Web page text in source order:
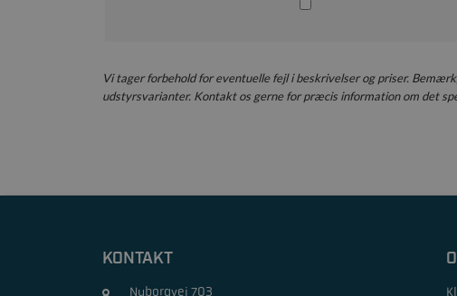
Vi tager forbehold for eventuelle fejl i beskrivelser og priser.
udstyrsvarianter. Kontakt os gerne for præcis information om det
KONTAKT
Nyborgvej 703